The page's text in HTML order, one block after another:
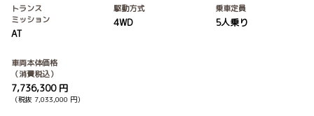
トランス
ミッション
AT
駆動方式
4WD
乗車定員
5人乗り
車両本体価格
（消費税込）
7,736,300 円
（税抜 7,033,000 円）